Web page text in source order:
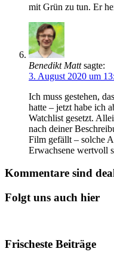
mit Grün zu tun. Er
Benedikt Matt sagte:
3. August 2020 um
Ich muss gestehen,
hatte – jetzt habe ich
Watchlist gesetzt.
nach deiner
Film gefällt – solche
Erwachsene wertvoll
Kommentare sind
Folgt uns auch hier
Frischeste Beiträge